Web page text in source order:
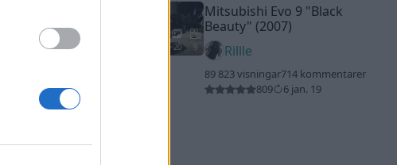
20 9
Mitsubishi Evo 9 "Black
Beauty" (2007)
Rillle
89 823 visningar714 kommentarer
809
6 jan. 19